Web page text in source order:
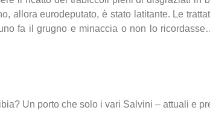
allora eurodeputato, è stato latitante. Le
fa il grugno e minaccia o non lo
Un porto che solo i vari Salvini – attuali e